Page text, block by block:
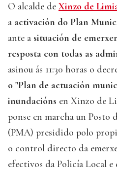
O alcalde de Xinzo de
a activación do Plan
ante a situación de
resposta con todas as
asinou ás 11:30 horas o
o "Plan de actuación
inundacións en Xinzo de
ponse en marcha un Posto
(PMA) presidido polo
o control directo da
efectivos da Policía Local